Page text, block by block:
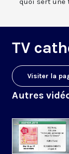
TV
Visiter la
Autres